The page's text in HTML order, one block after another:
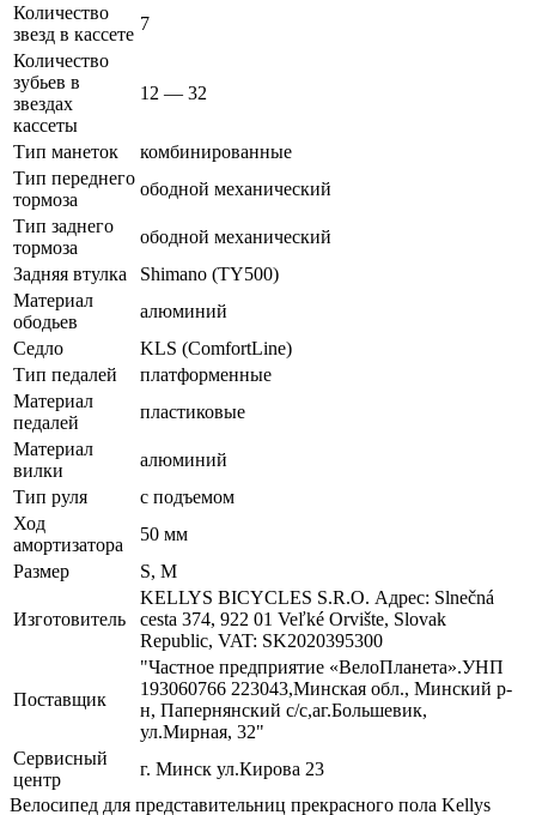
Количество
звезд в кассете
7
Количество
зубьев в
звездах
кассеты
12 — 32
Тип манеток
комбинированные
Тип переднего
тормоза
ободной механический
Тип заднего
тормоза
ободной механический
Задняя втулка
Shimano (TY500)
Материал
ободьев
алюминий
Седло
KLS (ComfortLine)
Тип педалей
платформенные
Материал
педалей
пластиковые
Материал
вилки
алюминий
Тип руля
с подъемом
Ход
амортизатора
50 мм
Размер
S, M
Изготовитель
KELLYS BICYCLES S.R.O. Адрес: Slnečná
cesta 374, 922 01 Veľké Orvište, Slovak
Republic, VAT: SK2020395300
Поставщик
"Частное предприятие «ВелоПланета».УНП
193060766 223043,Минская обл., Минский р-
н, Папернянский с/с,аг.Большевик,
ул.Мирная, 32"
Сервисный
центр
г. Минск ул.Кирова 23
Велосипед для представительниц прекрасного пола Kellys